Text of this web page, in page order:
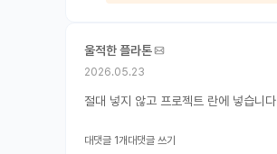
울적한 플라톤
2026.05.23
절대 넣지 않고 프로젝트 란에 넣습니
대댓글 1개대댓글 쓰기